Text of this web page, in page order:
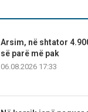
Arsim, në shtator
së parë më pak
06.08.2026 17:33